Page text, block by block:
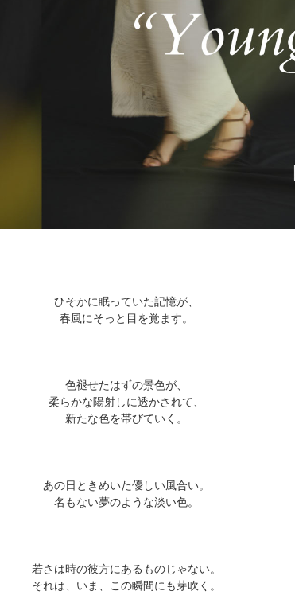
ひそかに眠っていた記憶が、
春風にそっと目を覚ます。
色褪せたはずの景色が、
柔らかな陽射しに透かされて、
新たな色を帯びていく。
あの日ときめいた優しい風合い。
名もない夢のような淡い色。
若さは時の彼方にあるものじゃない。
それは、いま、この瞬間にも芽吹く。